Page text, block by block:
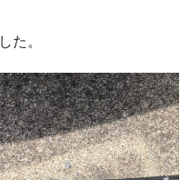
た。